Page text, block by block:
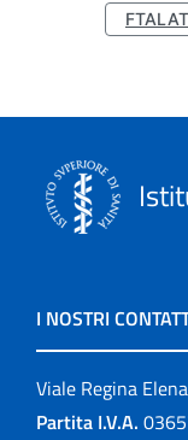
I NOSTRI
Viale Regina
Partita I.V.A.